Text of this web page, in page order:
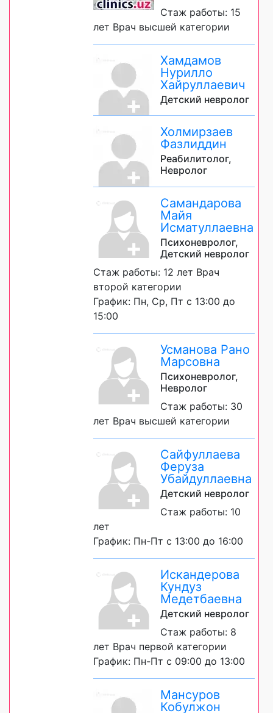
Стаж работы: 15
лет Врач высшей категории
Хамдамов
Нурилло
Хайруллаевич
Детский невролог
Холмирзаев
Фазлиддин
Реабилитолог,
Невролог
Самандарова
Майя
Исматуллаевна
Психоневролог,
Детский невролог
Стаж работы: 12 лет Врач
второй категории
График: Пн, Ср, Пт с 13:00 до
15:00
Усманова Рано
Марсовна
Психоневролог,
Невролог
Стаж работы: 30
лет Врач высшей категории
Сайфуллаева
Феруза
Убайдуллаевна
Детский невролог
Стаж работы: 10
лет
График: Пн-Пт с 13:00 до 16:00
Искандерова
Кундуз
Медетбаевна
Детский невролог
Стаж работы: 8
лет Врач первой категории
График: Пн-Пт с 09:00 до 13:00
Мансуров
Кобулжон